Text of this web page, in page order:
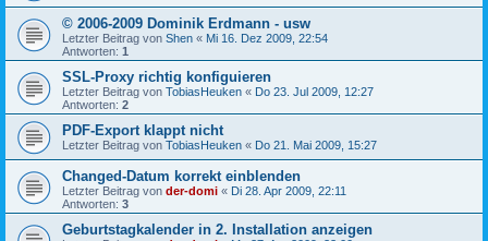
© 2006-2009 Dominik Erdmann - usw
Letzter Beitrag von Shen « Mi 16. Dez 2009, 22:54
Antworten: 1
SSL-Proxy richtig konfiguieren
Letzter Beitrag von TobiasHeuken « Do 23. Jul 2009, 12:27
Antworten: 2
PDF-Export klappt nicht
Letzter Beitrag von TobiasHeuken « Do 21. Mai 2009, 15:27
Changed-Datum korrekt einblenden
Letzter Beitrag von der-domi « Di 28. Apr 2009, 22:11
Antworten: 3
Geburtstagkalender in 2. Installation anzeigen